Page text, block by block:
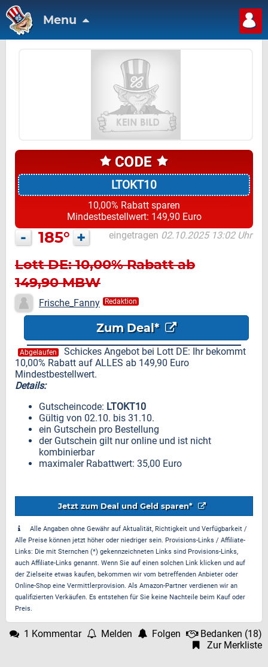
Menu
LTOKT10
10,00% Rabatt sparen
Mindestbestellwert: 149,90 Euro
- 185° + eingetragen 02.10.2025 13:02 Uhr
Lott DE: 10,00% Rabatt ab
149,90 MBW
Frische_Fanny Redaktion
Zum Deal*
Abgelaufen
Schickes Angebot bei Lott DE: Ihr bekommt
10,00% Rabatt auf ALLES ab 149,90 Euro
Mindestbestellwert.
Details:
Gutscheincode: LTOKT10
Gültig von 02.10. bis 31.10.
ein Gutschein pro Bestellung
der Gutschein gilt nur online und ist nicht
kombinierbar
maximaler Rabattwert: 35,00 Euro
Jetzt zum Deal und Geld sparen*
Alle Angaben ohne Gewähr auf Aktualität, Richtigkeit und Verfügbarkeit /
Alle Preise können jetzt höher oder niedriger sein. Provisions-Links / Affiliate-
Links: Die mit Sternchen (*) gekennzeichneten Links sind Provisions-Links,
auch Affiliate-Links genannt. Wenn Sie auf einen solchen Link klicken und auf
der Zielseite etwas kaufen, bekommen wir vom betreffenden Anbieter oder
Online-Shop eine Vermittlerprovision. Als Amazon-Partner verdienen wir an
qualifizierten Verkäufen. Es entstehen für Sie keine Nachteile beim Kauf oder
Preis.
1 Kommentar Melden Folgen Bedanken (18)
Zur Merkliste